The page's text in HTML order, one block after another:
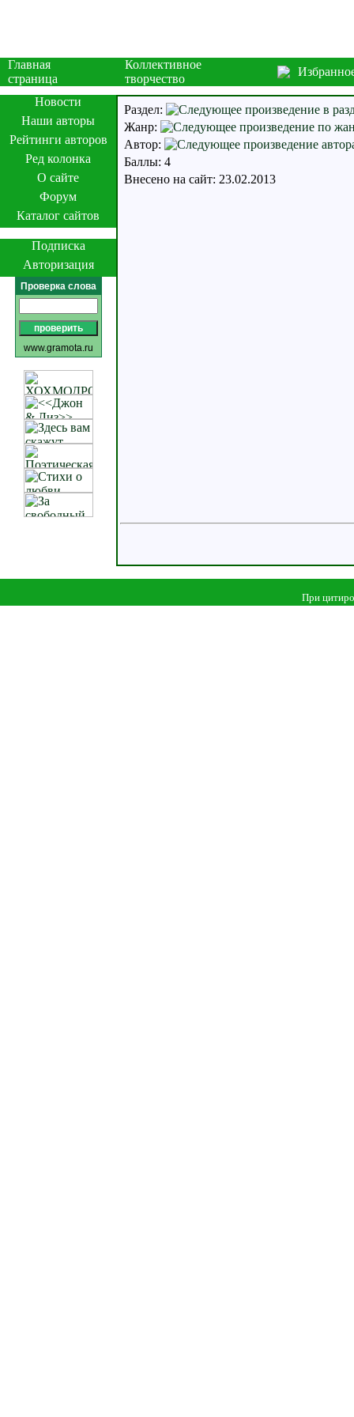
Главная
страница
Коллективное
творчество
Новости
Наши авторы
Рейтинги авторов
Ред колонка
О сайте
Форум
Каталог сайтов
Подписка
Авторизация
Проверка слова
www.gramota.ru
Раздел:
Жанр:
Автор:
Баллы: 4
Внесено на сайт: 23.02.2013
При